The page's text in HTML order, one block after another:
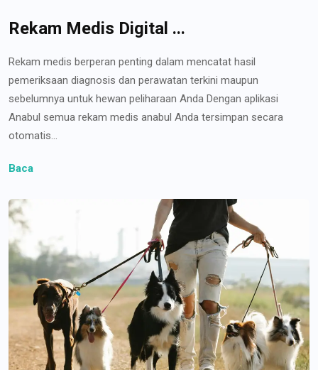
Rekam Medis Digital ...
Rekam medis berperan penting dalam mencatat hasil
pemeriksaan diagnosis dan perawatan terkini maupun
sebelumnya untuk hewan peliharaan Anda Dengan aplikasi
Anabul semua rekam medis anabul Anda tersimpan secara
otomatis...
Baca